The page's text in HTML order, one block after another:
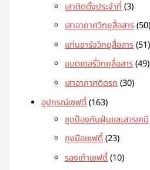
เสาติดตั้งประจำที่ 3
เสาอากาศวิทยุสื่อสาร 50
แท่นชาร์จวิทยุสื่อสาร 51
แบตเตอรี่วิทยุสื่อสาร 49
เสาอากาศติดรถ 30
อุปกรณ์เซฟตี้ 163
ชุดป้องกันฝุ่นและสารเคมี
ถุงมือเซฟตี้ 23
รองเท้าเซฟตี้ 10